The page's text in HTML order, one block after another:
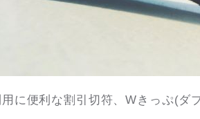
に便利な割引切符、Wきっぷ(ダ